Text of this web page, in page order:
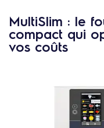
MultiSlim : le
compact qui
vos coûts